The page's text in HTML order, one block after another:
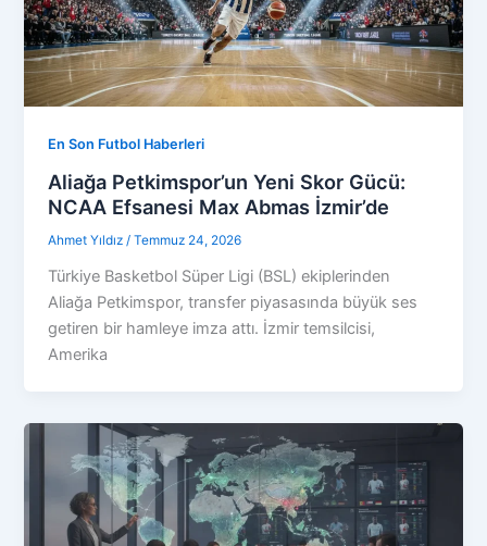
En Son Futbol Haberleri
Aliağa Petkimspor’un Yeni Skor Gücü:
NCAA Efsanesi Max Abmas İzmir’de
Ahmet Yıldız/Temmuz 24, 2026
Türkiye Basketbol Süper Ligi (BSL) ekiplerinden
Aliağa Petkimspor, transfer piyasasında büyük ses
getiren bir hamleye imza attı. İzmir temsilcisi,
Amerika